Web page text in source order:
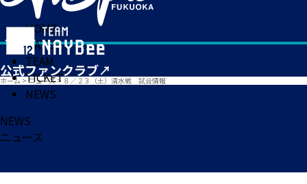
HOME
MATCH
TEAM
TICKET
NEWS
ホーム > ニュース> ８／２３（土）清水戦 試合情報
NEWS
ニュース